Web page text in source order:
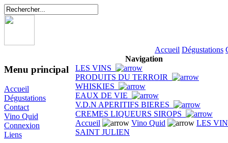
Accueil Dégustations
Menu principal
Accueil
Dégustations
Contact
Vino Quid
Connexion
Liens
Navigation
LES VINS
PRODUITS DU TERROIR
WHISKIES
EAUX DE VIE
V.D.N APERITIFS BIERES
CREMES LIQUEURS SIROPS
Accueil
Vino Quid
LES
SAINT JULIEN